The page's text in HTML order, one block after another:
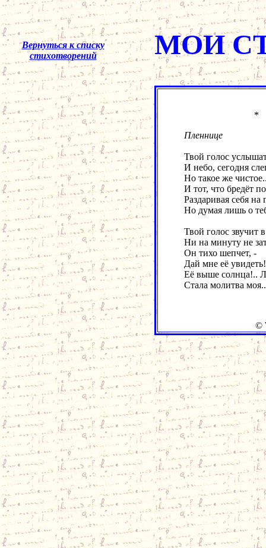
Вернуться к списку
стихотворений
МОИ
Пленнице
Твой голос
И небо, сегодня
Но такое же
И тот, что бредёт
Раздаривая себя на
Но думая лишь о
Твой голос звучит
Ни на минуту не
Он тихо шепчет, -
Дай мне её
Её выше солнца!..
Стала молитва
©